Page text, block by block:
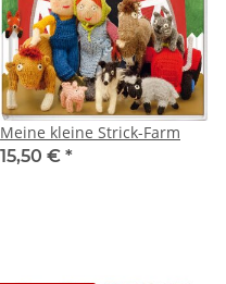
Meine kleine Strick-Farm
15,50 € *